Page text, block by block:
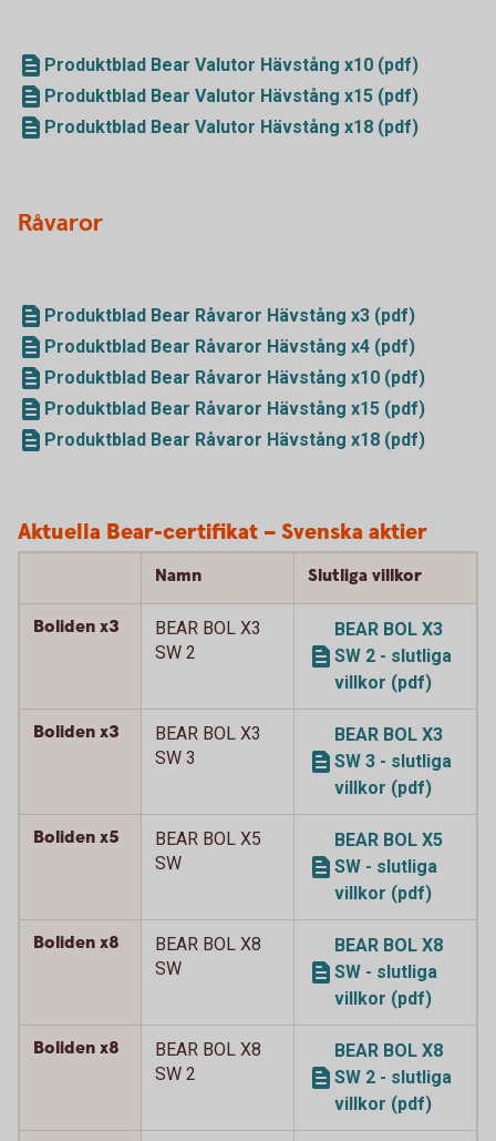
Produktblad Bear Valutor Hävstång x10 (pdf)
Produktblad Bear Valutor Hävstång x15 (pdf)
Produktblad Bear Valutor Hävstång x18 (pdf)
Råvaror
Produktblad Bear Råvaror Hävstång x3 (pdf)
Produktblad Bear Råvaror Hävstång x4 (pdf)
Produktblad Bear Råvaror Hävstång x10 (pdf)
Produktblad Bear Råvaror Hävstång x15 (pdf)
Produktblad Bear Råvaror Hävstång x18 (pdf)
Aktuella Bear-certifikat – Svenska aktier
Namn Slutliga villkor
Boliden x3
BEAR BOL X3
SW 2
BEAR BOL X3
SW 2 - slutliga
villkor (pdf)
Boliden x3
BEAR BOL X3
SW 3
BEAR BOL X3
SW 3 - slutliga
villkor (pdf)
Boliden x5
BEAR BOL X5
SW
BEAR BOL X5
SW - slutliga
villkor (pdf)
Boliden x8
BEAR BOL X8
SW
BEAR BOL X8
SW - slutliga
villkor (pdf)
Boliden x8
BEAR BOL X8
SW 2
BEAR BOL X8
SW 2 - slutliga
villkor (pdf)